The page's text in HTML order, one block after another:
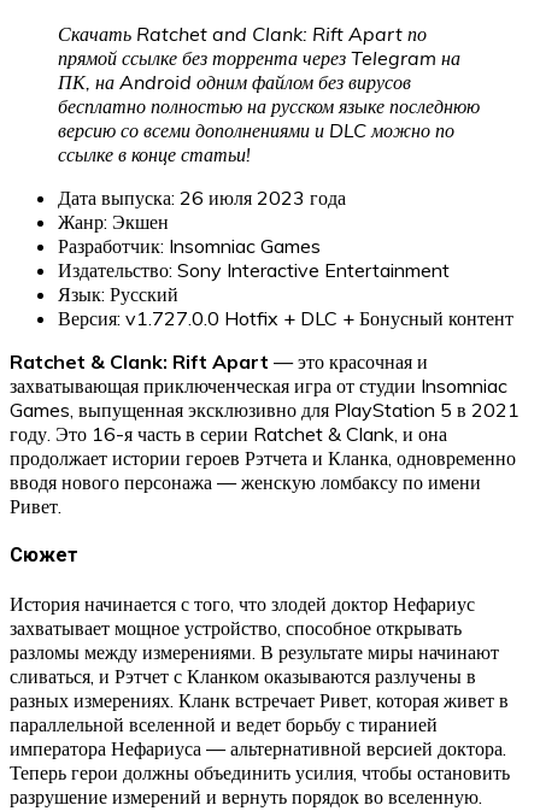
Скачать Ratchet and Clank: Rift Apart по
прямой ссылке без торрента через Telegram на
ПК, на Android одним файлом без вирусов
бесплатно полностью на русском языке последнюю
версию со всеми дополнениями и DLC можно по
ссылке в конце статьи!
Дата выпуска: 26 июля 2023 года
Жанр: Экшен
Разработчик: Insomniac Games
Издательство: Sony Interactive Entertainment
Язык: Русский
Версия: v1.727.0.0 Hotfix + DLC + Бонусный контент
Ratchet & Clank: Rift Apart — это красочная и
захватывающая приключенческая игра от студии Insomniac
Games, выпущенная эксклюзивно для PlayStation 5 в 2021
году. Это 16-я часть в серии Ratchet & Clank, и она
продолжает истории героев Рэтчета и Кланка, одновременно
вводя нового персонажа — женскую ломбаксу по имени
Ривет.
Сюжет
История начинается с того, что злодей доктор Нефариус
захватывает мощное устройство, способное открывать
разломы между измерениями. В результате миры начинают
сливаться, и Рэтчет с Кланком оказываются разлучены в
разных измерениях. Кланк встречает Ривет, которая живет в
параллельной вселенной и ведет борьбу с тиранией
императора Нефариуса — альтернативной версией доктора.
Теперь герои должны объединить усилия, чтобы остановить
разрушение измерений и вернуть порядок во вселенную.